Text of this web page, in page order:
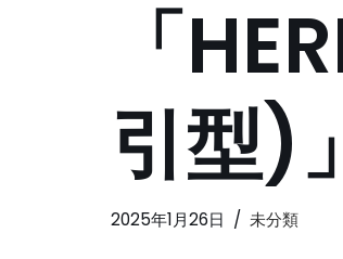
「
引型)
2025年1月26日 未分類